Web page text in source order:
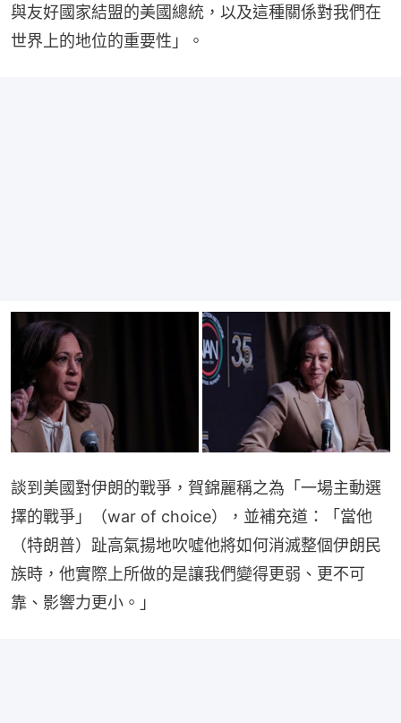
與友好國家結盟的美國總統，以及這種關係對我們在
世界上的地位的重要性」。
談到美國對伊朗的戰爭，賀錦麗稱之為「一場主動選
擇的戰爭」（war of choice），並補充道：「當他
（特朗普）趾高氣揚地吹噓他將如何消滅整個伊朗民
族時，他實際上所做的是讓我們變得更弱、更不可
靠、影響力更小。」